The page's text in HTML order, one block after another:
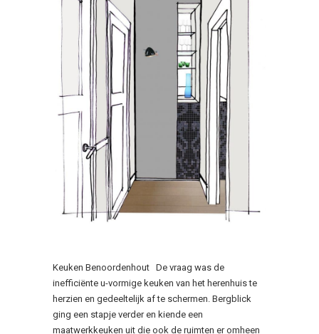
Keuken Benoordenhout De vraag was de
inefficiënte u-vormige keuken van het herenhuis te
herzien en gedeeltelijk af te schermen. Bergblick
ging een stapje verder en kiende een
maatwerkkeuken uit die ook de ruimten er omheen